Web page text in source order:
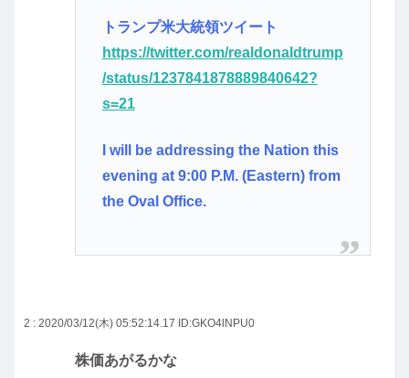
トランプ米大統領ツイート
https://twitter.com/realdonaldtrump
/status/1237841878889840642?
s=21
I will be addressing the Nation this
evening at 9:00 P.M. (Eastern) from
the Oval Office.
2 : 2020/03/12(木) 05:52:14.17 ID:GKO4lNPU0
株価あがるかな